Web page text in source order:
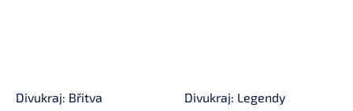
Divukraj: Břitva Divukraj: Legendy